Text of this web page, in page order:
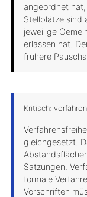
angeordnet
Stellplätze sind
jeweilige
erlassen hat.
frühere
Kritisch:
gleichgesetzt.
Satzungen.
formale
Vorschriften